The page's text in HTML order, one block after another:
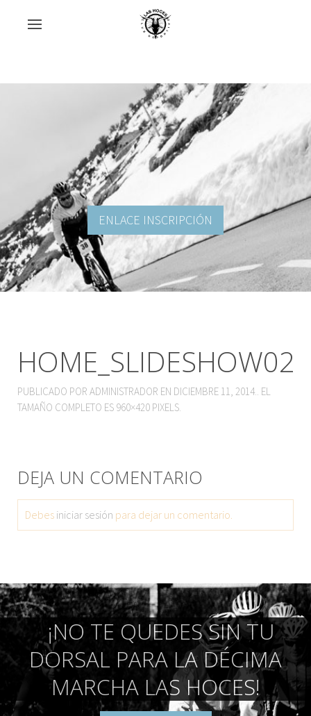
ENLACE INSCRIPCIÓN
HOME_SLIDESHOW02
PUBLICADO POR ADMINISTRADOR EN DICIEMBRE 11, 2014.. EL
TAMAÑO COMPLETO ES 960×420 PIXELS.
DEJA UN COMENTARIO
Debes iniciar sesión para dejar un comentario.
¡NO TE QUEDES SIN TU
DORSAL PARA LA DÉCIMA
MARCHA LAS HOCES!